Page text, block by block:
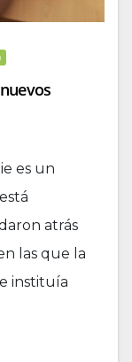
es un
atrás
las que la
instituía